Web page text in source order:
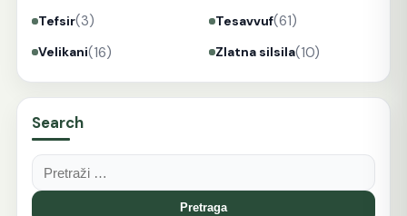
Tefsir(3) Tesavvuf(61)
Velikani(16) Zlatna silsila(10)
Search
Pretraga: